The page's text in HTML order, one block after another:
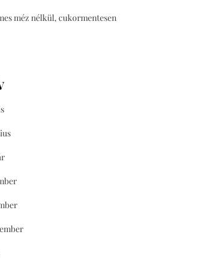
méz nélkül, cukormentesen